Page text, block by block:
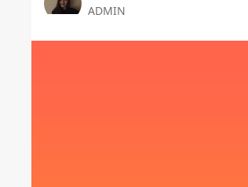
ADMIN